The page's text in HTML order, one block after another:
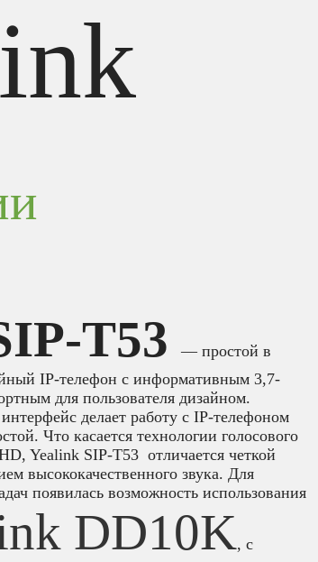
T53— простой в
IP-телефон с информативным 3,7-
для пользователя дизайном.
делает работу с IP-телефоном
Что касается технологии голосового
Yealink SIP-T53 отличается четкой
высококачественного звука. Для
появилась возможность использования
DD10K, с